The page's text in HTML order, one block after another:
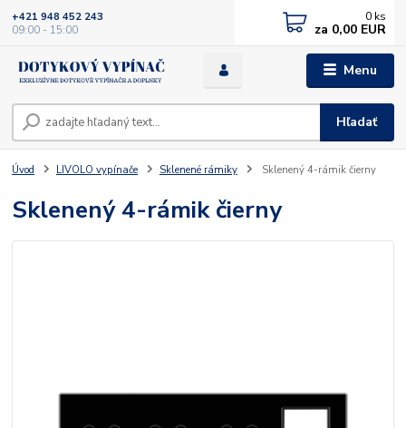
Menu
Hľadať
+421 948 452 243
09:00 - 15:00
0 ks
za 0,00 EUR
Úvod LIVOLO vypínače Sklenené rámiky Sklenený 4-rámik čierny
Sklenený 4-rámik čierny